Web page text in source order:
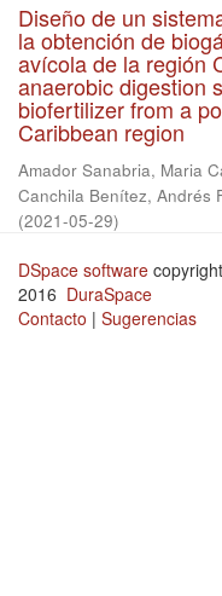
Diseño de un
la obtención de
avícola de la región
anaerobic digestion
biofertilizer from a
Caribbean region
Amador Sanabria, Maria
Canchila Benítez, Andrés
(2021-05-29)
DSpace software
2016 DuraSpace
Contacto | Sugerencias